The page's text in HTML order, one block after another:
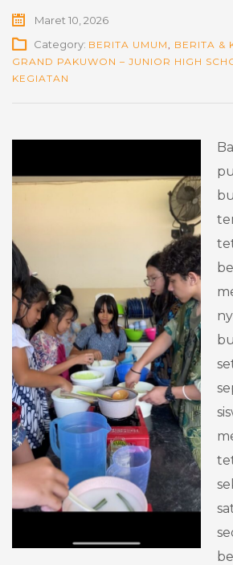
Maret 10, 2026
Category: BERITA UMUM, BERITA &
GRAND PAKUWON – JUNIOR HIGH
KEGIATAN